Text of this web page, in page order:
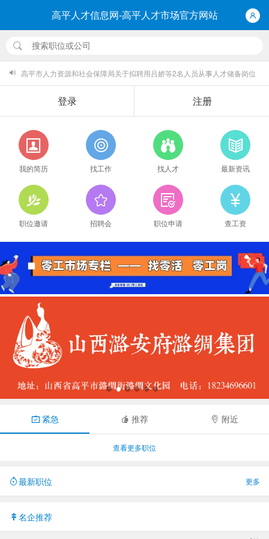
高平人才信息网-高平人才市场官方网站
高平市人力资源和社会保障局关于拟聘用吕娇等2名人员从事人才储备岗位
2026年7月就业见习上岗人员名单公示 （16-24周岁失业青年）
高平市人力资源和社会保障局关于拟发放公益性岗位2026年6月份补贴的公
示
高平市人力资源和社会保障局关于开展2026年就业见习对接工作的通告
登录 注册
我的简历 找工作 找人才 最新资讯
职位邀请 招聘会 职位申请 查工资
紧急 推荐 附近
查看更多职位
最新职位 更多
名企推荐